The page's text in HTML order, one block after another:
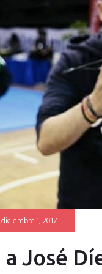
diciembre 1, 2017
José